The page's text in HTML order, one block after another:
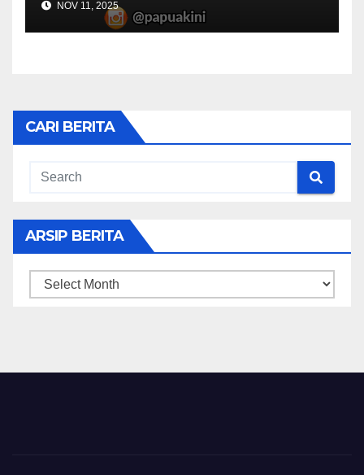
NOV 11, 2025
CARI BERITA
ARSIP BERITA
ARSIP